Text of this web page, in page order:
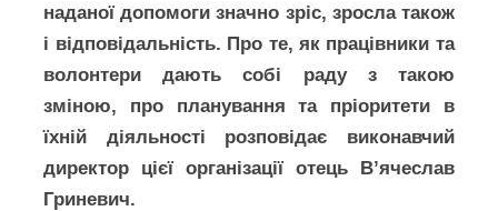
наданої допомоги значно зріс, зросла також
і відповідальність. Про те, як працівники та
волонтери дають собі раду з такою
зміною, про планування та пріоритети в
їхній діяльності розповідає виконавчий
директор цієї організації отець В’ячеслав
Гриневич.